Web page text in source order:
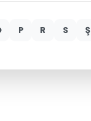
P R S Ş